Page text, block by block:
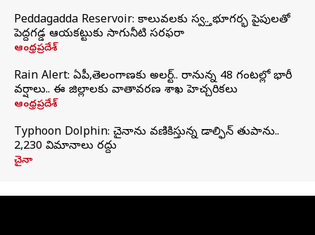
Peddagadda Reservoir: కాలువలకు స్వస్తి.. భూగర్భ పైపులతో
పెద్దగడ్డ ఆయకట్టుకు సాగునీటి సరఫరా
ఆంధ్రప్రదేశ్
Rain Alert: ఏపీ,తెలంగాణకు అలర్ట్.. రానున్న 48 గంటల్లో భారీ
వర్షాలు.. ఈ జిల్లాలకు వాతావరణ శాఖ హెచ్చరికలు
ఆంధ్రప్రదేశ్
Typhoon Dolphin: చైనాను వణికిస్తున్న డాల్ఫిన్‌ తుపాను..
2,230 విమానాలు రద్దు
చైనా